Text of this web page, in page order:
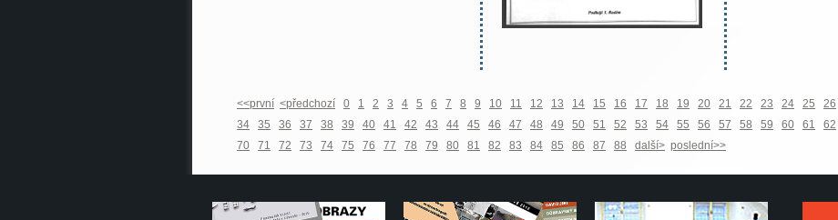
<<první <předchozí 0 1 2 3 4 5 6 7 8 9 10 11 12 13 14 15 16 17 18 19 20 21 22 23 24 25 26
34
35 36 37 38 39 40 41 42 43 44 45 46 47 48 49 50 51 52 53 54 55 56 57 58 59 60 61 62
70
71 72 73 74 75 76 77 78 79 80 81 82 83 84 85 86 87 88 další> poslední>>